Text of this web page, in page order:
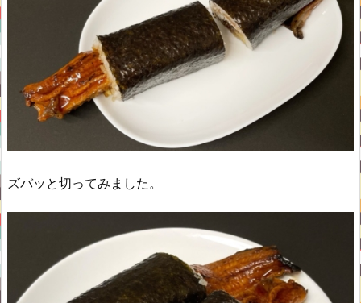
ズバッと切ってみました。